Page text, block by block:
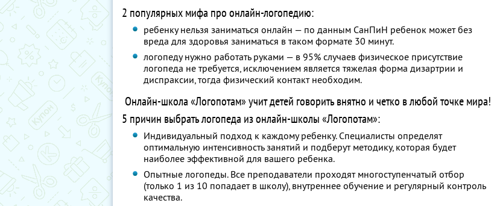
2 популярных мифа про онлайн-логопедию:
ребенку нельзя заниматься онлайн — по данным СанПиН ребенок может без
вреда для здоровья заниматься в таком формате 30 минут.
логопеду нужно работать руками — в 95% случаев физическое присутствие
логопеда не требуется, исключением является тяжелая форма дизартрии и
диспраксии, тогда физический контакт необходим.
Онлайн-школа «Логопотам» учит детей говорить внятно и четко в любой точке мира!
5 причин выбрать логопеда из онлайн-школы «Логопотам»:
Индивидуальный подход к каждому ребенку. Специалисты определят
оптимальную интенсивность занятий и подберут методику, которая будет
наиболее эффективной для вашего ребенка.
Опытные логопеды. Все преподаватели проходят многоступенчатый отбор
(только 1 из 10 попадает в школу), внутреннее обучение и регулярный контроль
качества.